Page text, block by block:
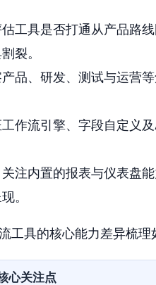
工具是否打通从产品路
裂。
产品、研发、测试与运营
作流引擎、字段自定义
注内置的报表与仪表盘
。
工具的核心能力差异梳理
心关注点